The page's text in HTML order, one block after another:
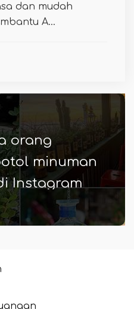
dan mudah
A...
orang
minuman
Instagram